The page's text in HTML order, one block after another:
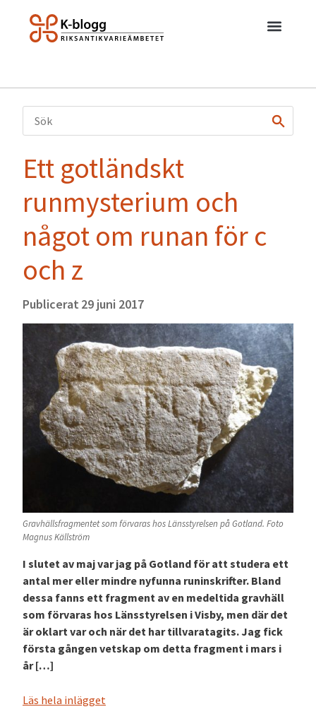
Ett gotländskt
runmysterium och
något om runan för c
och z
Publicerat 29 juni 2017
Gravhällsfragmentet som förvaras hos Länsstyrelsen på Gotland. Foto
Magnus Källström
I slutet av maj var jag på Gotland för att studera ett
antal mer eller mindre nyfunna runinskrifter. Bland
dessa fanns ett fragment av en medeltida gravhäll
som förvaras hos Länsstyrelsen i Visby, men där det
är oklart var och när det har tillvaratagits. Jag fick
första gången vetskap om detta fragment i mars i
år […]
Läs hela inlägget